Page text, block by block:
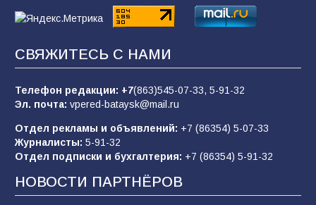
заявления Киева о мобилизации — это
отчаяние, а не разведка
79 02.08.2026
Батайские школьники стали частью
образовательного кластера
75 05.08.2026
СВЯЖИТЕСЬ С НАМИ
Телефон редакции: +7(863)545-07-33, 5-91-32
Эл. почта: vpered-bataysk@mail.ru
Отдел рекламы и объявлений: +7 (86354) 5-07-33
Журналисты: 5-91-32
Отдел подписки и бухгалтерия: +7 (86354) 5-91-32
НОВОСТИ ПАРТНЁРОВ